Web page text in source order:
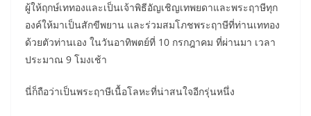
ผู้ให้ฤกษ์เททองและเป็นเจ้าพิธีอัญเชิญเทพยดาและพระฤาษีทุก
องค์ให้มาเป็นสักขีพยาน และร่วมสมโภชพระฤาษีที่ท่านเททอง
ด้วยตัวท่านเอง ในวันอาทิพตย์ที่ 10 กรกฎาคม ที่ผ่านมา เวลา
ประมาณ 9 โมงเช้า
นี่ก็ถือว่าเป็นพระฤาษีเนื้อโลหะที่น่าสนใจอีกรุ่นหนึ่ง